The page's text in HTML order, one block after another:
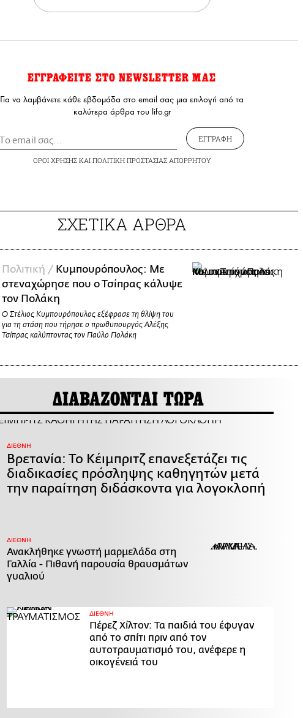
ΕΓΓΡΑΦΕΙΤΕ ΣΤΟ NEWSLETTER ΜΑΣ
Για να λαμβάνετε κάθε εβδομάδα στο email σας μια επιλογή από τα
καλύτερα άρθρα του lifo.gr
ΕΓΓΡΑΦΗ
ΟΡΟΙ ΧΡΗΣΗΣΚΑΙ ΠΟΛΙΤΙΚΗ ΠΡΟΣΤΑΣΙΑΣ ΑΠΟΡΡΗΤΟΥ
ΣΧΕΤΙΚΑ ΑΡΘΡΑ
Πολιτική / Κυμπουρόπουλος: Με
στεναχώρησε που ο Τσίπρας κάλυψε
τον Πολάκη
Ο Στέλιος Κυμπουρόπουλος εξέφρασε τη θλίψη του
για τη στάση που τήρησε ο πρωθυπουργός Αλέξης
Τσίπρας καλύπτοντας τον Παύλο Πολάκη
ΔΙΑΒΑΖΟΝΤΑΙ ΤΩΡΑ
ΔΙΕΘΝΗ
Βρετανία: Το Κέιμπριτζ επανεξετάζει τις
διαδικασίες πρόσληψης καθηγητών μετά
την παραίτηση διδάσκοντα για λογοκλοπή
ΔΙΕΘΝΗ
Ανακλήθηκε γνωστή μαρμελάδα στη
Γαλλία - Πιθανή παρουσία θραυσμάτων
γυαλιού
ΔΙΕΘΝΗ
Πέρεζ Χίλτον: Τα παιδιά του έφυγαν
από το σπίτι πριν από τον
αυτοτραυματισμό του, ανέφερε η
οικογένειά του